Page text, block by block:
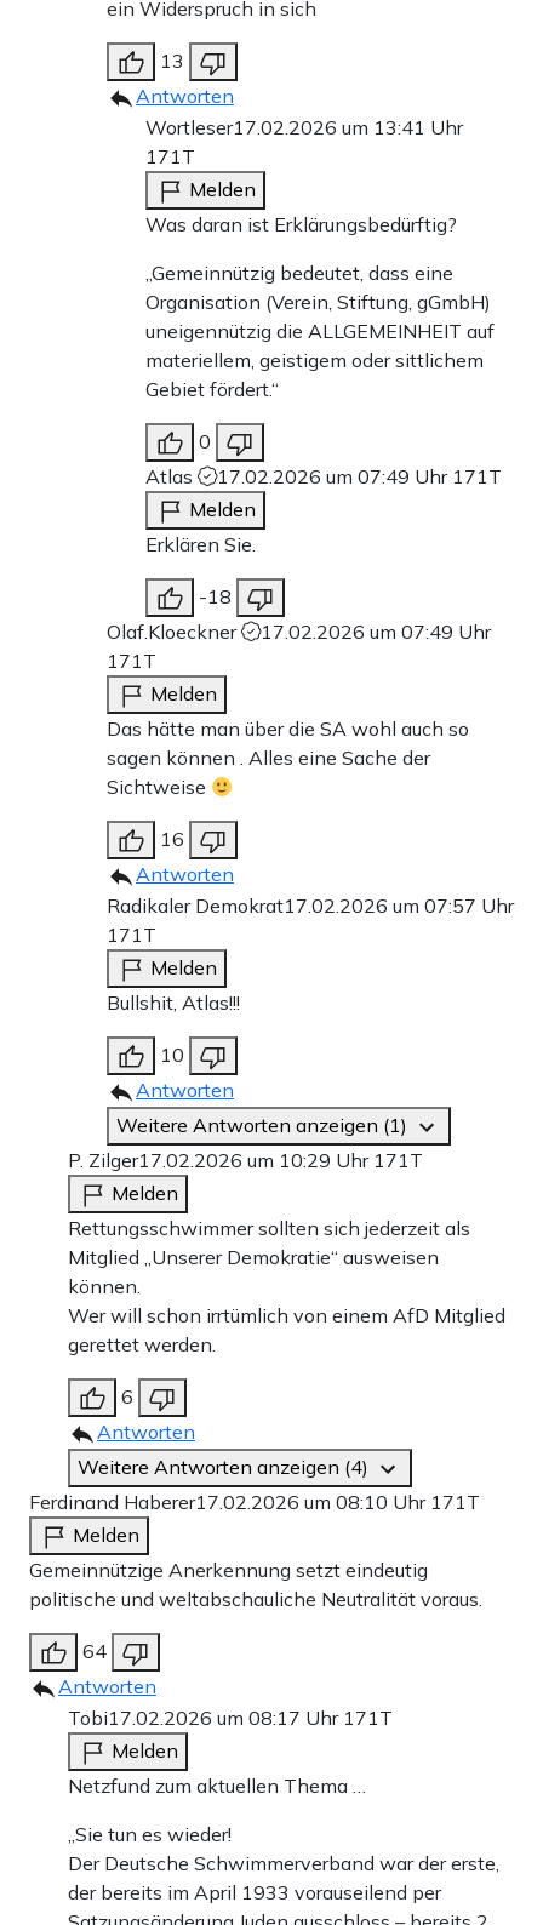
ein Widerspruch in sich
13
Antworten
Wortleser17.02.2026 um 13:41 Uhr
171T
Melden
Was daran ist Erklärungsbedürftig?
„Gemeinnützig bedeutet, dass eine
Organisation (Verein, Stiftung, gGmbH)
uneigennützig die ALLGEMEINHEIT auf
materiellem, geistigem oder sittlichem
Gebiet fördert.“
0
Atlas
17.02.2026 um 07:49 Uhr 171T
Melden
Erklären Sie.
-18
Olaf.Kloeckner
17.02.2026 um 07:49 Uhr
171T
Melden
Das hätte man über die SA wohl auch so
sagen können . Alles eine Sache der
Sichtweise
16
Antworten
Radikaler Demokrat17.02.2026 um 07:57 Uhr
171T
Melden
Bullshit, Atlas!!!
10
Antworten
Weitere Antworten anzeigen (1)
P. Zilger17.02.2026 um 10:29 Uhr 171T
Melden
Rettungsschwimmer sollten sich jederzeit als
Mitglied „Unserer Demokratie“ ausweisen
können.
Wer will schon irrtümlich von einem AfD Mitglied
gerettet werden.
6
Antworten
Weitere Antworten anzeigen (4)
Ferdinand Haberer17.02.2026 um 08:10 Uhr 171T
Melden
Gemeinnützige Anerkennung setzt eindeutig
politische und weltabschauliche Neutralität voraus.
64
Antworten
Tobi17.02.2026 um 08:17 Uhr 171T
Melden
Netzfund zum aktuellen Thema …
„Sie tun es wieder!
Der Deutsche Schwimmerverband war der erste,
der bereits im April 1933 vorauseilend per